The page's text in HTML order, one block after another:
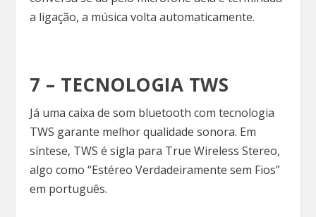
a ligação, a música volta automaticamente.
7 – TECNOLOGIA TWS
Já uma caixa de som bluetooth com tecnologia
TWS garante melhor qualidade sonora. Em
síntese, TWS é sigla para True Wireless Stereo,
algo como “Estéreo Verdadeiramente sem Fios”
em português.